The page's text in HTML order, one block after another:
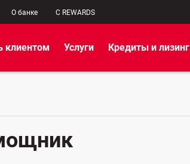
О банке C REWARDS
клиентом Услуги Кредиты и лизинг